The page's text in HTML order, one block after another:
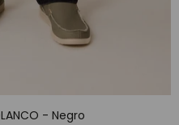
- Negro